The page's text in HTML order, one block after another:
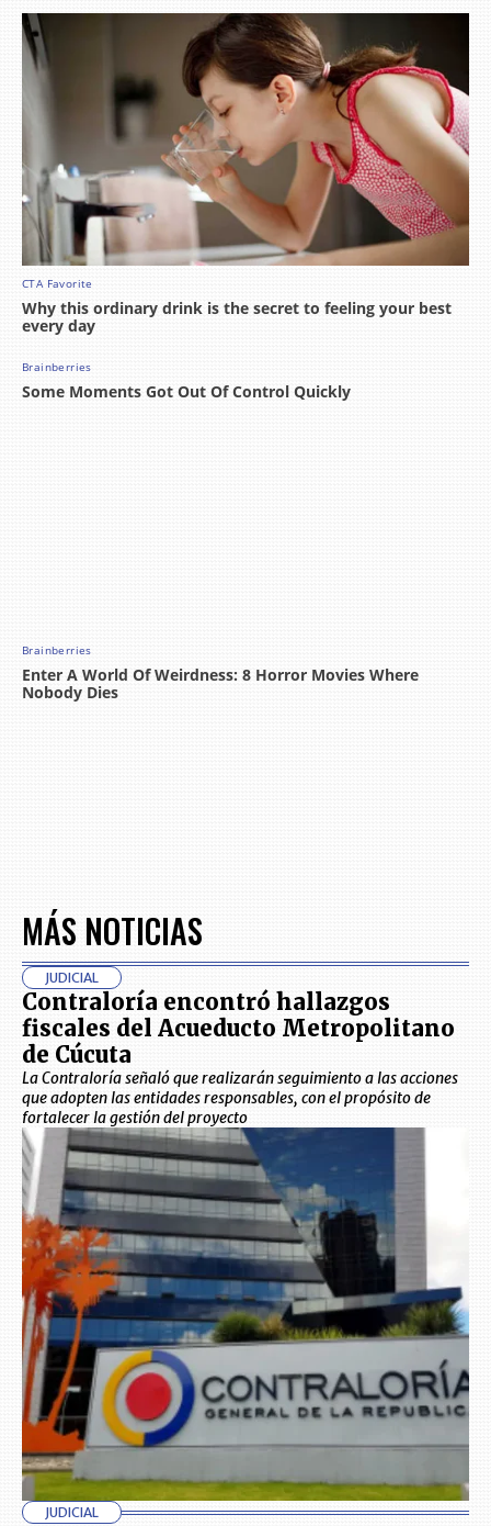
MÁS NOTICIAS
JUDICIAL
Contraloría encontró hallazgos
fiscales del Acueducto Metropolitano
de Cúcuta
La Contraloría señaló que realizarán seguimiento a las acciones
que adopten las entidades responsables, con el propósito de
fortalecer la gestión del proyecto
JUDICIAL